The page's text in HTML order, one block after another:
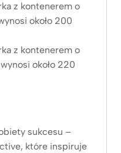
z kontenerem o
około 200
z kontenerem o
około 220
sukcesu –
które inspiruje